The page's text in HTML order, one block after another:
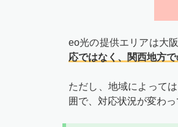
eo光の提供エリアは大
応ではなく、関西地方
ただし、地域によって
囲で、対応状況が変わっ